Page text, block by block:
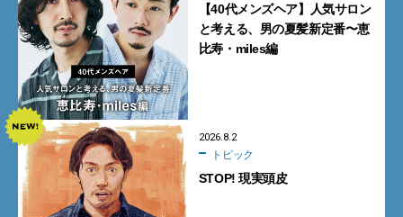
【40代メンズヘア】人気サロン
と考える、男の夏髪新定番〜恵
比寿・miles編
2026.8.2
トピック
STOP! 現実頭皮